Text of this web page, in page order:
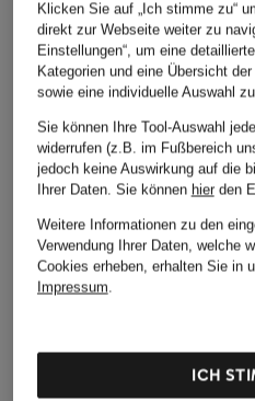
Klicken Sie auf „Ich stimme zu“
direkt zur Webseite weiter zu
Einstellungen“, um eine
Kategorien und eine Übersicht
sowie eine individuelle Auswahl
Sie können Ihre Tool-Auswahl
widerrufen (z.B. im Fußbereich
jedoch keine Auswirkung auf die
Ihrer Daten. Sie können hierden
Weitere Informationen zu den
Verwendung Ihrer Daten, welche
Cookies erheben, erhalten Sie in
Impressum.
ICH